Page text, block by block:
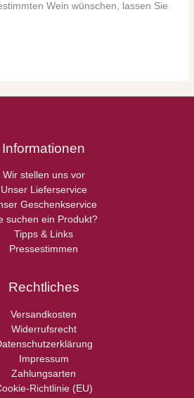
Wein wünschen, lassen Sie
Informationen
Wir stellen uns vor
Unser Lieferservice
Geschenkservice
suchen ein Produkt?
Tipps & Links
Pressestimmen
Rechtliches
Versandkosten
Widerrufsrecht
Impressum
Zahlungsarten
Richtlinie (EU)